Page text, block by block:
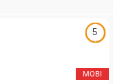
5
MOBI